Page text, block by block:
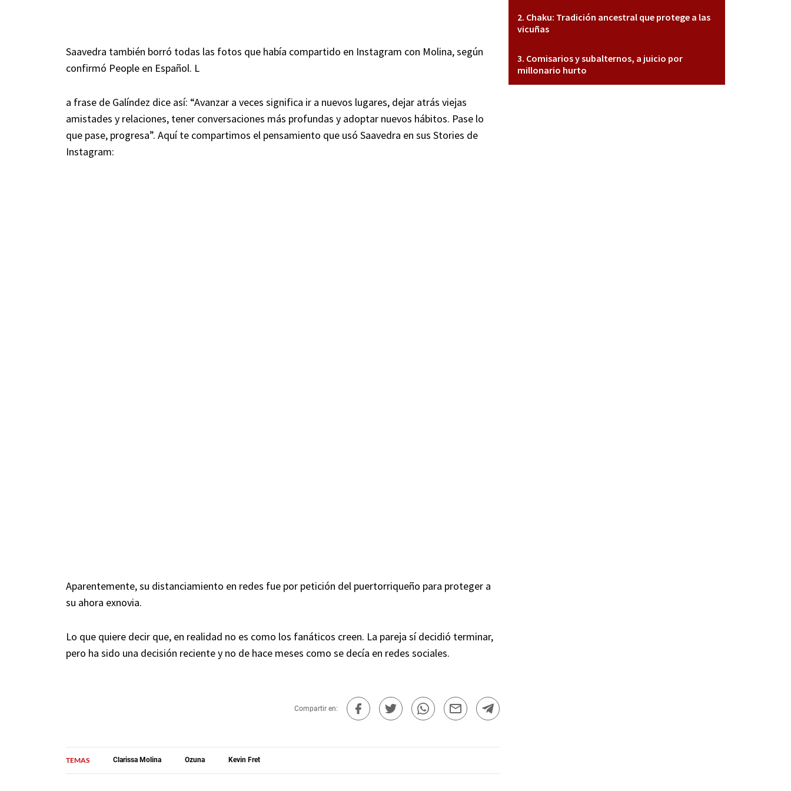
Saavedra también borró todas las fotos que había compartido en Instagram con Molina, según
confirmó People en Español. L
a frase de Galíndez dice así: “Avanzar a veces significa ir a nuevos lugares, dejar atrás viejas
amistades y relaciones, tener conversaciones más profundas y adoptar nuevos hábitos. Pase lo
que pase, progresa”. Aquí te compartimos el pensamiento que usó Saavedra en sus Stories de
Instagram:
Aparentemente, su distanciamiento en redes fue por petición del puertorriqueño para proteger a
su ahora exnovia.
Lo que quiere decir que, en realidad no es como los fanáticos creen. La pareja sí decidió terminar,
pero ha sido una decisión reciente y no de hace meses como se decía en redes sociales.
Compartir en:
TEMAS Clarissa Molina Ozuna Kevin Fret
Chaku: Tradición ancestral que protege a las
vicuñas
Comisarios y subalternos, a juicio por
millonario hurto